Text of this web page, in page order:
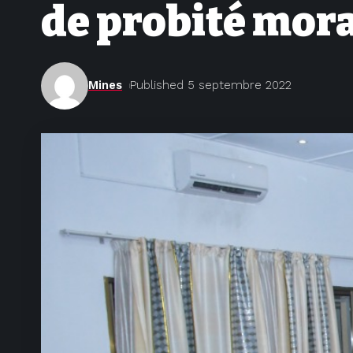
de probité
Mines Published 5 septembre 2022